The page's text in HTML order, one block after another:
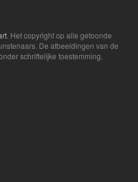
. Het copyright op alle getoonde
De afbeeldingen van de
schriftelijke toestemming.